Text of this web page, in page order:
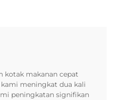
kotak makanan cepat
meningkat dua kali
peningkatan signifikan